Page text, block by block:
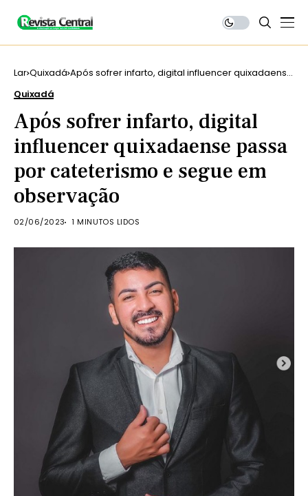
Lar Quixadá Após sofrer infarto, digital influencer quixadaense
Quixadá
Após sofrer infarto, digital
influencer quixadaense passa
por cateterismo e segue em
observação
02/06/2023 1 MINUTOS LIDOS